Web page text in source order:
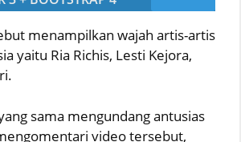
menampilkan wajah artis-artis
yaitu Ria Richis, Lesti Kejora,
sama mengundang antusias
video tersebut,